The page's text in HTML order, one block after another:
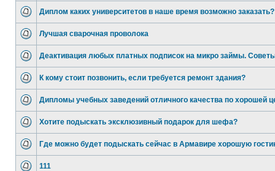
Диплом каких университетов в наше время возможно заказать?
Лучшая сварочная проволока
Деактивация любых платных подписок на микро займы.
К кому стоит позвонить, если требуется ремонт здания?
Дипломы учебных заведений отличного качества по хорошей
Хотите подыскать эксклюзивный подарок для шефа?
Где можно будет подыскать сейчас в Армавире хорошую
111